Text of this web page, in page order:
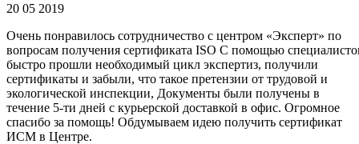
20 05 2019
Очень понравилось сотрудничество с центром «Эксперт» по
вопросам получения сертификата ISO С помощью
быстро прошли необходимый цикл экспертиз, получили
сертификаты и забыли, что такое претензии от трудовой и
экологической инспекции, Документы были получены в
течение 5-ти дней с курьерской доставкой в офис. Огромное
спасибо за помощь! Обдумываем идею получить сертификат
ИСМ в Центре.